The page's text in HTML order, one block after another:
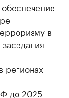
в
регионах
до 2025